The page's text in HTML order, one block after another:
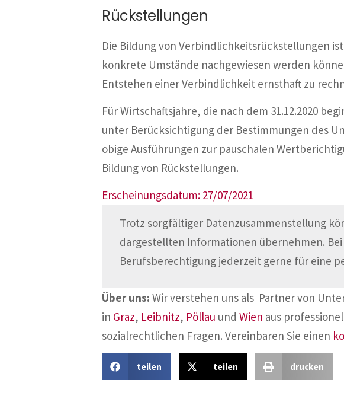
Rückstellungen
Die Bildung von Verbindlichkeitsrückstellungen
konkrete Umstände nachgewiesen werden
Entstehen einer Verbindlichkeit ernsthaft zu
Für Wirtschaftsjahre, die nach dem 31.12.2020
unter Berücksichtigung der Bestimmungen des
obige Ausführungen zur pauschalen
Bildung von Rückstellungen.
Erscheinungsdatum: 27/07/2021
Trotz sorgfältiger Datenzusammenstellung
dargestellten Informationen übernehmen.
Berufsberechtigung jederzeit gerne für eine
Über uns: Wir verstehen uns als Partner von
in Graz, Leibnitz, Pöllau und Wien aus
sozialrechtlichen Fragen. Vereinbaren Sie einen
teilen teilen drucken